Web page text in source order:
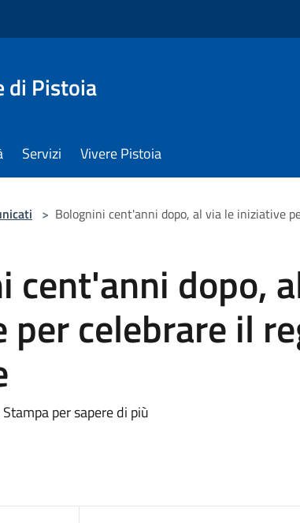
di Pistoia
Servizi Vivere Pistoia
> Bolognini cent'anni dopo, al via le iniziative
cent'anni dopo,
celebrare il
per sapere di più